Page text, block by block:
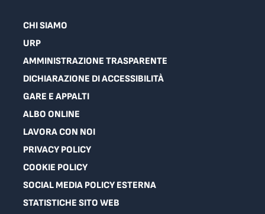
CHI SIAMO
URP
AMMINISTRAZIONE TRASPARENTE
DICHIARAZIONE DI ACCESSIBILITÀ
GARE E APPALTI
ALBO ONLINE
LAVORA CON NOI
PRIVACY POLICY
COOKIE POLICY
SOCIAL MEDIA POLICY ESTERNA
STATISTICHE SITO WEB